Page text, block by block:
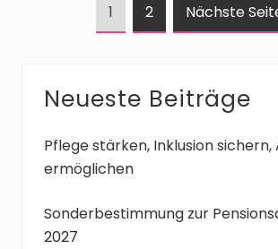
S
e
e
1
S
e
e
2 Nächste
Seitenspalte
Neueste Beiträge
Pflege stärken, Inklusion sichern,
ermöglichen
Sonderbestimmung zur
2027